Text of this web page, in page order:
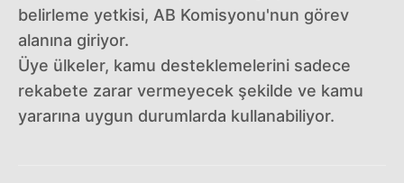
belirleme yetkisi, AB Komisyonu'nun görev
alanına giriyor.
Üye ülkeler, kamu desteklemelerini sadece
rekabete zarar vermeyecek şekilde ve kamu
yararına uygun durumlarda kullanabiliyor.